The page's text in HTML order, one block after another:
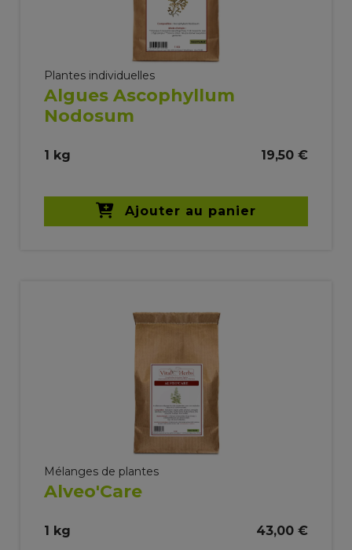
Plantes individuelles
Algues Ascophyllum
Nodosum
1 kg 19,50 €
Ajouter au panier
Mélanges de plantes
Alveo'Care
1 kg 43,00 €